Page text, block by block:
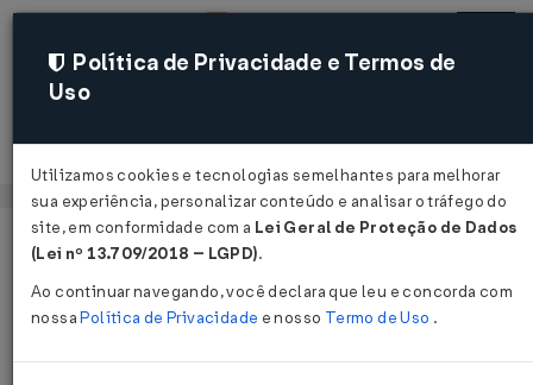
Acessar
Página Inicial
Legislações
Política de Privacidade e Termos de
Uso
Utilizamos cookies e tecnologias semelhantes para melhorar
sua experiência, personalizar conteúdo e analisar o tráfego do
site, em conformidade com a Lei Geral de Proteção de Dados
(Lei nº 13.709/2018 – LGPD).
Ao continuar navegando, você declara que leu e concorda com
nossaPolítica de Privacidade e nosso Termo de Uso .